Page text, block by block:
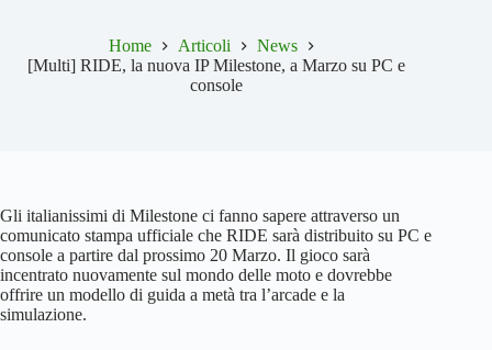
Home Articoli
News
[Multi] RIDE, la nuova IP Milestone, a Marzo su PC e
console
Gli italianissimi di Milestone ci fanno sapere attraverso un
comunicato stampa ufficiale che RIDE sarà distribuito su PC e
console a partire dal prossimo 20 Marzo. Il gioco sarà
incentrato nuovamente sul mondo delle moto e dovrebbe
offrire un modello di guida a metà tra l’arcade e la
simulazione.